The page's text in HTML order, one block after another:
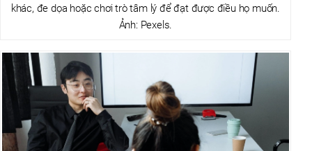
khác, đe dọa hoặc chơi trò tâm lý để đạt được điều họ muốn.
Ảnh: Pexels.